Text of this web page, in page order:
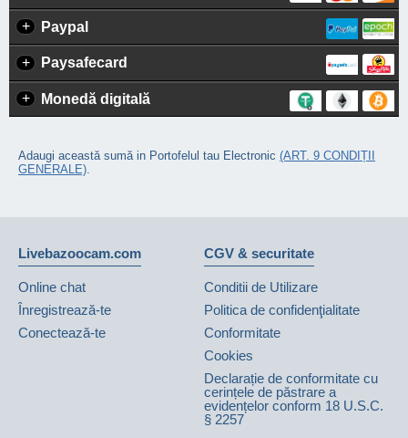
+ Paypal
+ Paysafecard
+ Monedă digitală
Adaugi această sumă in Portofelul tau Electronic (ART. 9 CONDIȚII
GENERALE).
Livebazoocam.com
Online chat
Înregistrează-te
Conectează-te
CGV & securitate
Conditii de Utilizare
Politica de confidenţialitate
Conformitate
Cookies
Declarație de conformitate cu
cerințele de păstrare a
evidențelor conform 18 U.S.C.
§ 2257